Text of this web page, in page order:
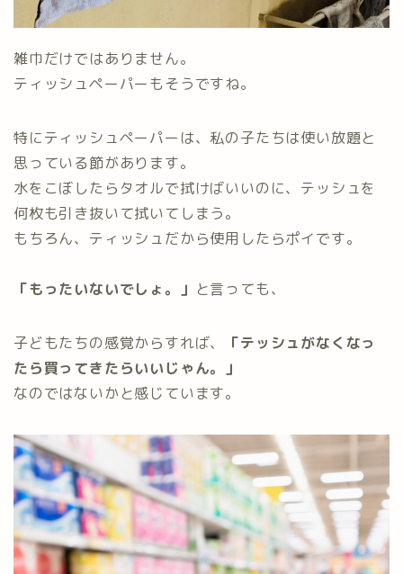
雑巾だけではありません。
ティッシュペーパーもそうですね。
特にティッシュペーパーは、私の子たちは使い放題と
思っている節があります。
水をこぼしたらタオルで拭けばいいのに、テッシュを
何枚も引き抜いて拭いてしまう。
もちろん、ティッシュだから使用したらポイです。
「もったいないでしょ。」 と言っても、
子どもたちの感覚からすれば、
「テッシュがなくなっ
たら買ってきたらいいじゃん。」
なのではないかと感じています。